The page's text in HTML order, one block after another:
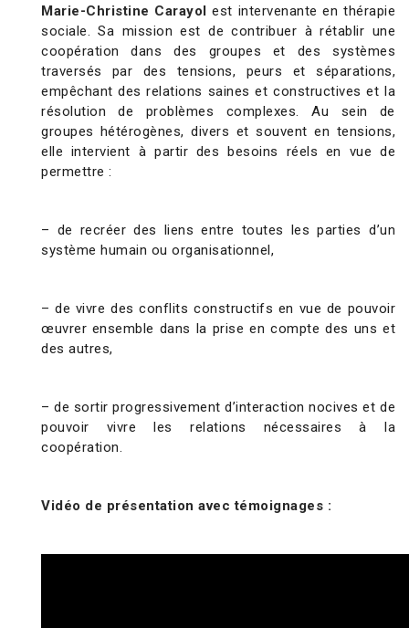
Marie-Christine Carayol est intervenante en thérapie
sociale. Sa mission est de contribuer à rétablir une
coopération dans des groupes et des systèmes
traversés par des tensions, peurs et séparations,
empêchant des relations saines et constructives et la
résolution de problèmes complexes. Au sein de
groupes hétérogènes, divers et souvent en tensions,
elle intervient à partir des besoins réels en vue de
permettre :
– de recréer des liens entre toutes les parties d’un
système humain ou organisationnel,
– de vivre des conflits constructifs en vue de pouvoir
œuvrer ensemble dans la prise en compte des uns et
des autres,
– de sortir progressivement d’interaction nocives et de
pouvoir vivre les relations nécessaires à la
coopération.
Vidéo de présentation avec témoignages :